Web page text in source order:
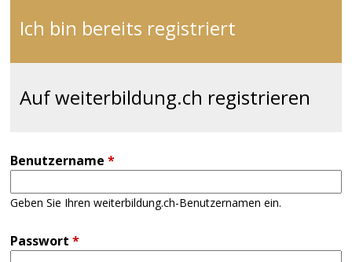
Ich bin bereits registriert
Auf weiterbildung.ch registrieren
Benutzername*
Geben Sie Ihren weiterbildung.ch-Benutzernamen ein.
Passwort*